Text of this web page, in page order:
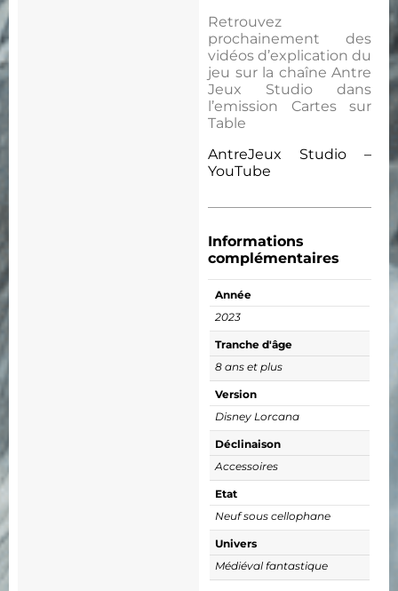
Retrouvez
prochainement des
vidéos d’explication du
jeu sur la chaîne Antre
Jeux Studio dans
l’emission Cartes sur
Table
AntreJeux Studio –
YouTube
Informations
complémentaires
Année
2023
Tranche d'âge
8 ans et plus
Version
Disney Lorcana
Déclinaison
Accessoires
Etat
Neuf sous cellophane
Univers
Médiéval fantastique